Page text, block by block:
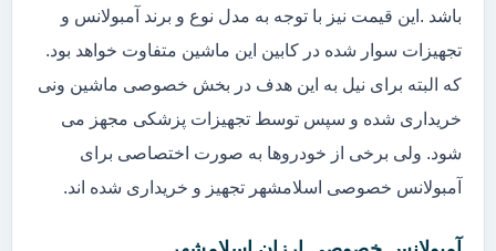
باشد .این قیمت نیز با توجه به مدل نوع و برند آمبولانس و
تجهیزات سوار شده در کابین این ماشین متفاوت خواهد بود.
که البته برای نیل به این هدف در بخش خصوصی ماشین ونی
خریداری شده و سپس توسط تجهیزات پزشکی مجهز می
شود. ولی برخی از خودروها به صورت اختصاصی برای
آمبولانس خصوصی اسلامشهر تجهیز و خریداری شده اند.